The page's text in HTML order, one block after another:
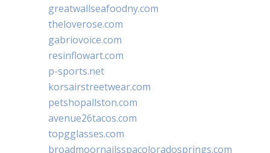
greatwallseafoodny.com
theloverose.com
gabriovoice.com
resinflowart.com
p-sports.net
korsairstreetwear.com
petshopallston.com
avenue26tacos.com
topgglasses.com
broadmoornailsspacoloradosprings.com